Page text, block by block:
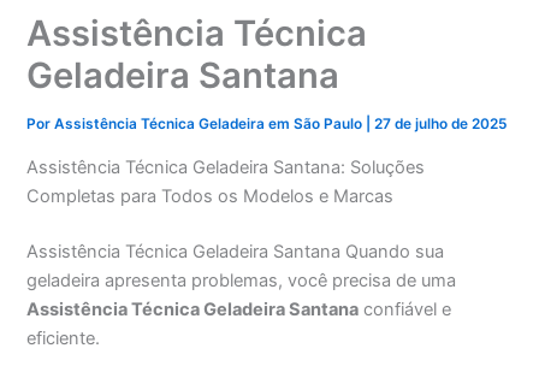
Assistência Técnica
Geladeira Santana
PorAssistência Técnica Geladeira em São Paulo |27 de julho de 2025
Assistência Técnica Geladeira Santana: Soluções
Completas para Todos os Modelos e Marcas
Assistência Técnica Geladeira Santana Quando sua
geladeira apresenta problemas, você precisa de uma
Assistência Técnica Geladeira Santana confiável e
eficiente.